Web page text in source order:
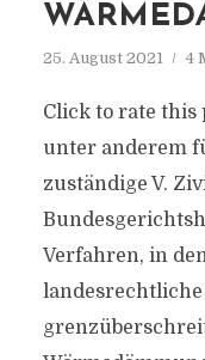
25. August 2021 4
Click to rate this
unter anderem
zuständige V.
Verfahren, in
landesrechtliche